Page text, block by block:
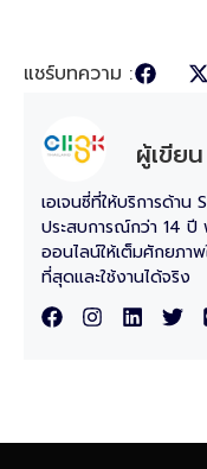
แชร์บทความ :
ผู้เขีย
เอเจนซี่ที่ให้บริการด้า
ประสบการณ์กว่า 14
ออนไลน์ให้เต็มศักยภ
ที่สุดและใช้งานได้จริง